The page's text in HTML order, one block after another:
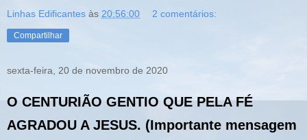
Linhas Edificantes às 20:56:00 2 comentários:
Compartilhar
sexta-feira, 20 de novembro de 2020
O CENTURIÃO GENTIO QUE PELA FÉ
AGRADOU A JESUS. (Importante mensagem